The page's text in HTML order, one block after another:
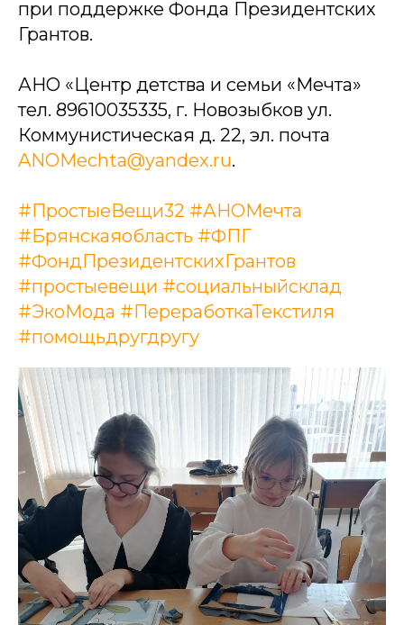
при поддержке Фонда Президентских
Грантов.
АНО «Центр детства и семьи «Мечта»
тел. 89610035335, г. Новозыбков ул.
Коммунистическая д. 22, эл. почта
ANOMechta@yandex.ru.
#ПростыеВещи32 #АНОМечта
#Брянскаяобласть #ФПГ
#ФондПрезидентскихГрантов
#простыевещи #социальныйсклад
#ЭкоМода #ПереработкаТекстиля
#помощьдругдругу